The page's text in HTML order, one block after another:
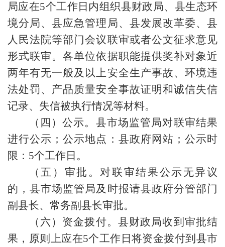
局应在5个工作日内组织县财政局、县生态环
境分局、县应急管理局、县发展改革委、县
人民法院等部门会议联审或者公文征求意见
形式联审。各单位依据职能提供奖补对象近
两年有无一般及以上安全生产事故、环境违
法处罚、产品质量安全事故证明和诚信失信
记录、失信被执行情况等材料。
（四）公示。县市场监管局对联审结果
进行公示；公示地点：县政府网站；公示时
限：5个工作日。
（五）审批。对联审结果公示无异议
的，县市场监管局及时报请县政府分管部门
副县长、常务副县长审批。
（六）资金拨付。县财政局收到审批结
果，原则上应在5个工作日将资金拨付到县市